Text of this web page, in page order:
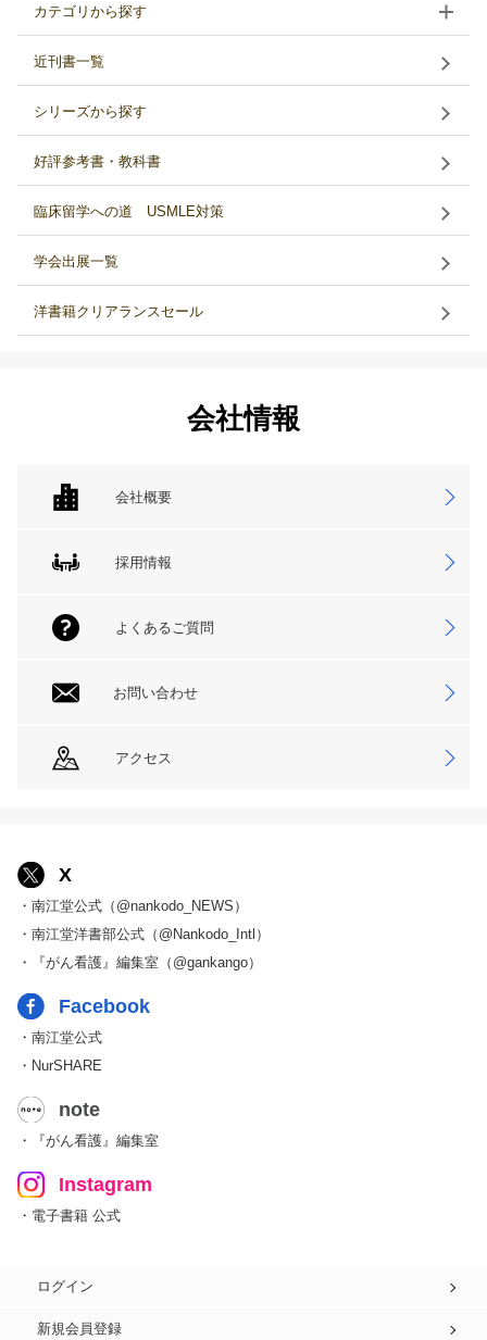
カテゴリから探す
近刊書一覧
シリーズから探す
好評参考書・教科書
臨床留学への道 USMLE対策
学会出展一覧
洋書籍クリアランスセール
会社情報
会社概要
採用情報
よくあるご質問
お問い合わせ
アクセス
X
・南江堂公式（@nankodo_NEWS）
・南江堂洋書部公式（@Nankodo_Intl）
・『がん看護』編集室（@gankango）
Facebook
・南江堂公式
・NurSHARE
note
・『がん看護』編集室
Instagram
・電子書籍 公式
ログイン
新規会員登録